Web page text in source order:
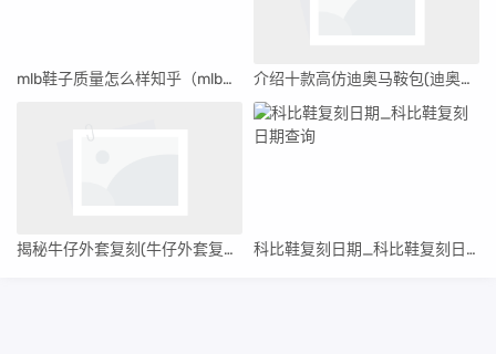
mlb鞋子质量怎么样知乎（mlb官网鞋子） 介绍十款高仿迪奥马鞍包(迪奥马鞍包五金材质)
揭秘牛仔外套复刻(牛仔外套复刻多少钱) 科比鞋复刻日期_科比鞋复刻日期查询